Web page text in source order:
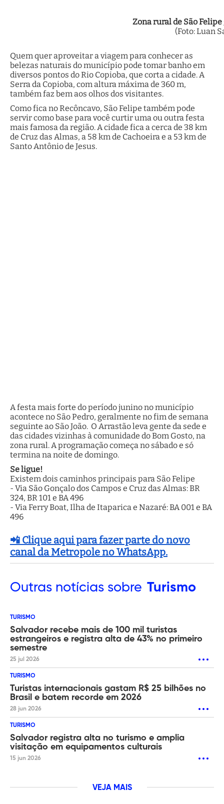
Zona rural de São
(Foto: Luan
Quem quer aproveitar a viagem para conhecer as
belezas naturais do município pode tomar banho em
diversos pontos do Rio Copioba, que corta a cidade. A
Serra da Copioba, com altura máxima de 360 m,
também faz bem aos olhos dos visitantes.
Como fica no Recôncavo, São Felipe também pode
servir como base para você curtir uma ou outra festa
mais famosa da região. A cidade fica a cerca de 38 km
de Cruz das Almas, a 58 km de Cachoeira e a 53 km de
Santo Antônio de Jesus.
A festa mais forte do período junino no município
acontece no São Pedro, geralmente no fim de semana
seguinte ao São João. O Arrastão leva gente da sede e
das cidades vizinhas à comunidade do Bom Gosto, na
zona rural. A programação começa no sábado e só
termina na noite de domingo.
Se ligue!
Existem dois caminhos principais para São Felipe
- Via São Gonçalo dos Campos e Cruz das Almas: BR
324, BR 101 e BA 496
- Via Ferry Boat, Ilha de Itaparica e Nazaré: BA 001 e BA
496
📲 Clique aqui para fazer parte do novo
canal da Metropole no WhatsApp.
Outras notícias sobre Turismo
TURISMO
Salvador recebe mais de 100 mil turistas
estrangeiros e registra alta de 43% no primeiro
semestre
25 jul 2026
TURISMO
Turistas internacionais gastam R$ 25 bilhões no
Brasil e batem recorde em 2026
28 jun 2026
TURISMO
Salvador registra alta no turismo e amplia
visitação em equipamentos culturais
15 jun 2026
VEJA MAIS